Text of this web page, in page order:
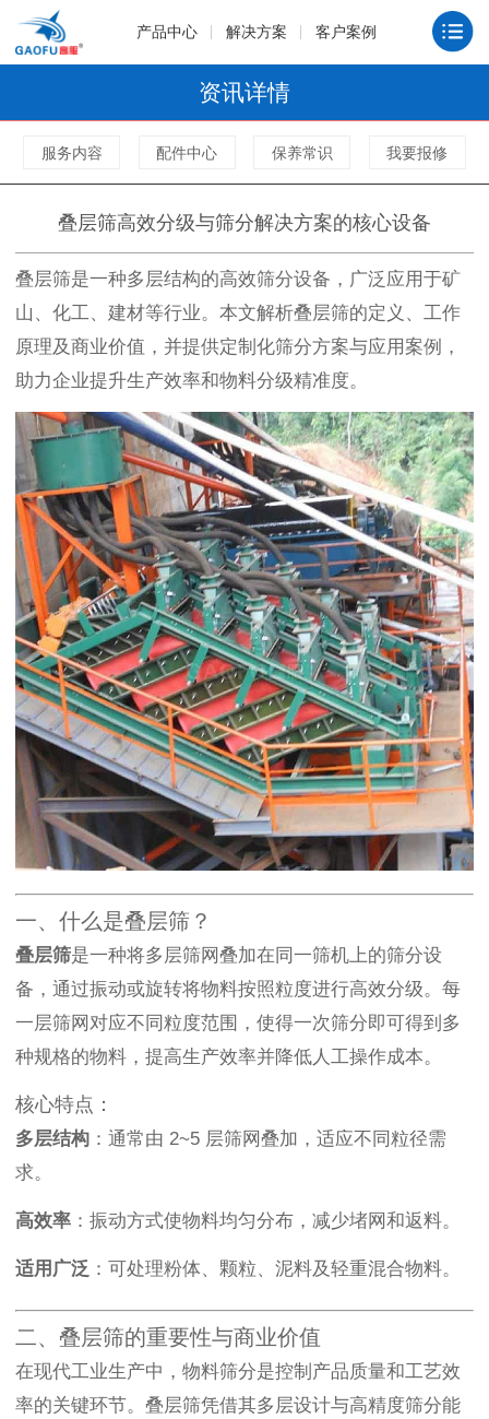
产品中心 解决方案 客户案例
资讯详情
服务内容 配件中心 保养常识 我要报修
叠层筛高效分级与筛分解决方案的核心设备
叠层筛是一种多层结构的高效筛分设备，广泛应用于矿
山、化工、建材等行业。本文解析叠层筛的定义、工作
原理及商业价值，并提供定制化筛分方案与应用案例，
助力企业提升生产效率和物料分级精准度。
一、什么是叠层筛？
叠层筛是一种将多层筛网叠加在同一筛机上的筛分设
备，通过振动或旋转将物料按照粒度进行高效分级。每
一层筛网对应不同粒度范围，使得一次筛分即可得到多
种规格的物料，提高生产效率并降低人工操作成本。
核心特点：
多层结构 ：通常由 2~5 层筛网叠加，适应不同粒径需
求。
高效率 ：振动方式使物料均匀分布，减少堵网和返料。
适用广泛 ：可处理粉体、颗粒、泥料及轻重混合物料。
二、叠层筛的重要性与商业价值
在现代工业生产中，物料筛分是控制产品质量和工艺效
率的关键环节。叠层筛凭借其多层设计与高精度筛分能